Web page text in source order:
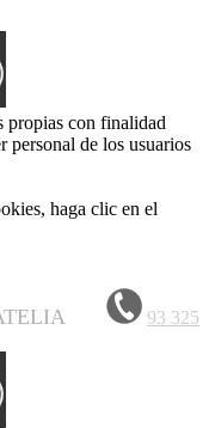
propias con finalidad
personal de los usuarios
haga clic en el
93 325